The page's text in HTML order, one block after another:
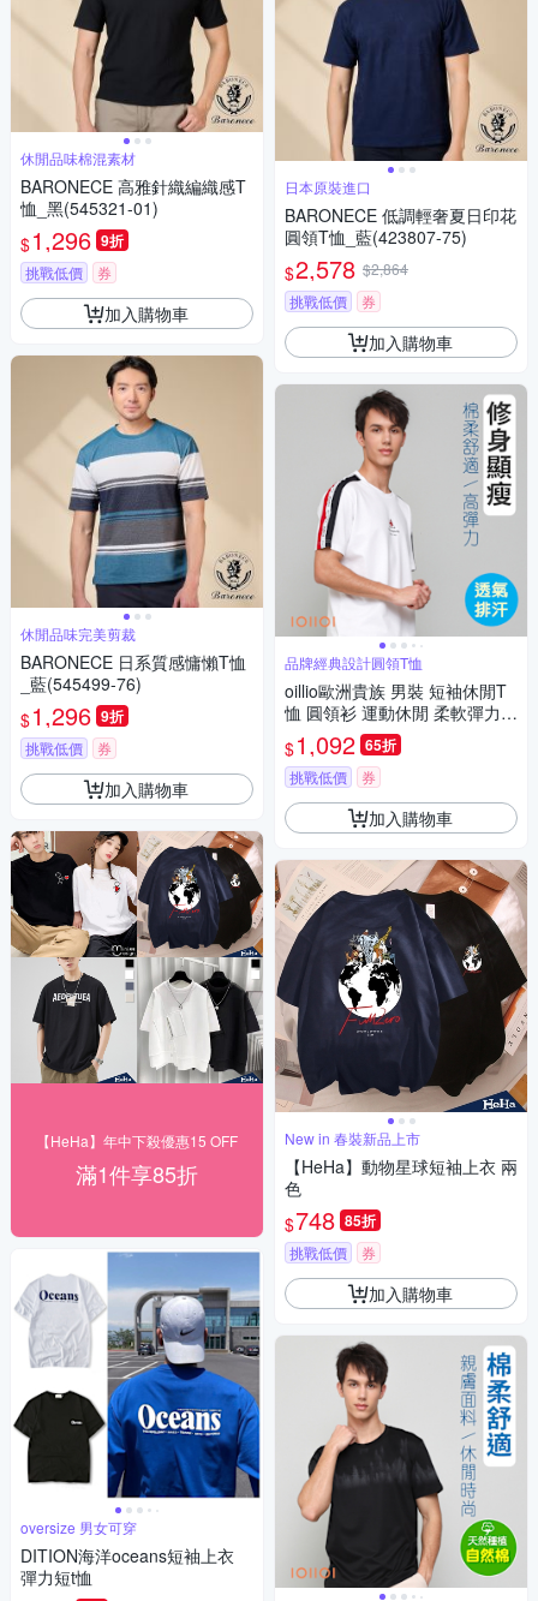
休閒品味棉混素材
BARONECE 高雅針織編織感T
恤_黑(545321-01)
$1,296 9折
挑戰低價 券
加入購物車
休閒品味完美剪裁
BARONECE 日系質感慵懶T恤
_藍(545499-76)
$1,296 9折
挑戰低價 券
加入購物車
【HeHa】年中下殺優惠15 OFF
滿1件享85折
oversize 男女可穿
DITION海洋oceans短袖上衣
彈力短t恤
日本原裝進口
BARONECE 低調輕奢夏日印花
圓領T恤_藍(423807-75)
$2,578 $2,864
挑戰低價
券
加入購物車
品牌經典設計圓領T恤
oillio歐洲貴族 男裝 短袖休閒T
恤 圓領衫 運動休閒 柔軟彈力
透氣排汗 防皺 中性款 白色 法
國品牌
$1,092 65折
挑戰低價 券
加入購物車
New in 春裝新品上市
【HeHa】動物星球短袖上衣 兩
色
$748 85折
挑戰低價 券
加入購物車